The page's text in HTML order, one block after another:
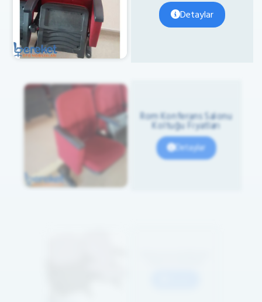
Detaylar
Rom Konferans Salonu
Koltuğu Fiyatları
Detaylar